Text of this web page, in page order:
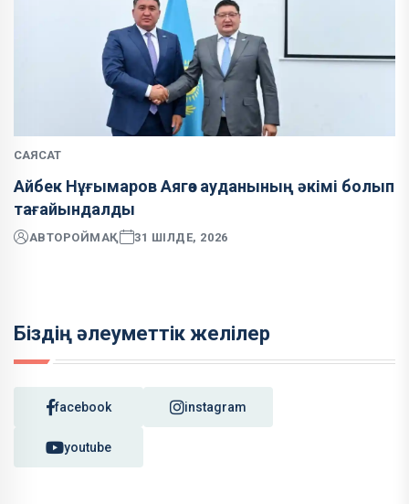
САЯСАТ
Айбек Нұғымаров Аягөз ауданының әкімі болып
тағайындалды
АВТОРОЙМАҚ 31 ШІЛДЕ, 2026
Біздің әлеуметтік желілер
facebook instagram
youtube